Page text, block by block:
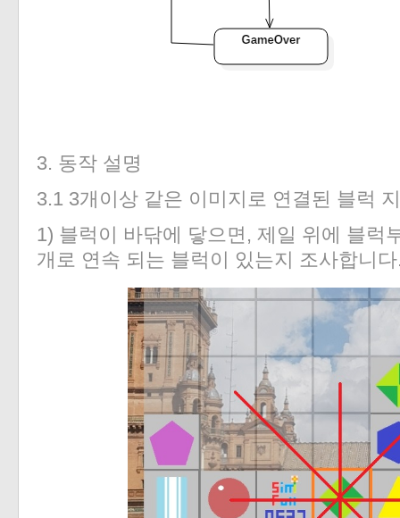
3. 동작 설명
3.1 3개이상 같은 이미지로 연결된 블럭
1) 블럭이 바닦에 닿으면, 제일 위에 블럭
개로 연속 되는 블럭이 있는지 조사합니